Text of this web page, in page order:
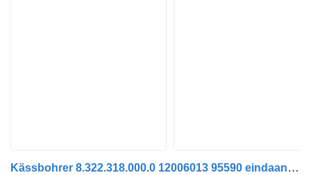
Kässbohrer 8.322.318.000.0 12006013 95590 eindaandrijving voor pistenbully